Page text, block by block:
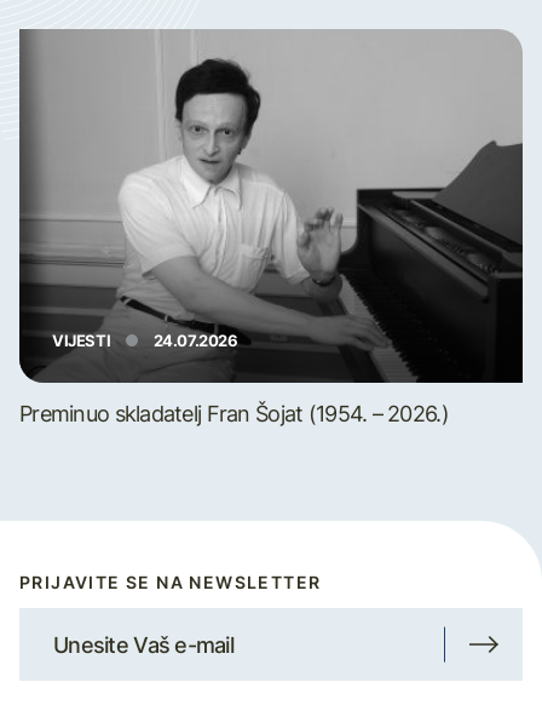
VIJESTI 24.07.2026
Preminuo skladatelj Fran Šojat (1954. – 2026.)
PRIJAVITE SE NA NEWSLETTER